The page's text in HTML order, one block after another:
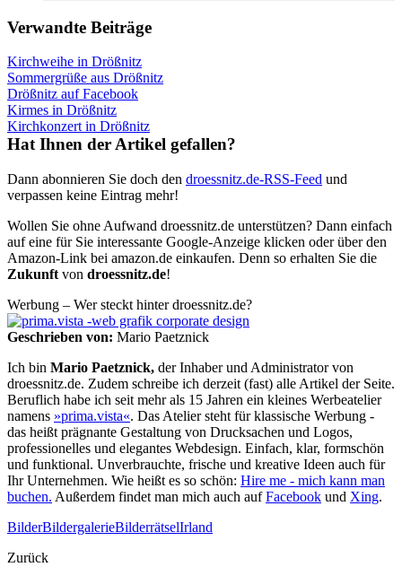
Verwandte Beiträge
Kirchweihe in Drößnitz
Sommergrüße aus Drößnitz
Drößnitz auf Facebook
Kirmes in Drößnitz
Kirchkonzert in Drößnitz
Hat Ihnen der Artikel gefallen?
Dann abonnieren Sie doch den droessnitz.de-RSS-Feed und
verpassen keine Eintrag mehr!
Wollen Sie ohne Aufwand droessnitz.de unterstützen? Dann einfach
auf eine für Sie interessante Google-Anzeige klicken oder über den
Amazon-Link bei amazon.de einkaufen. Denn so erhalten Sie die
Zukunft von droessnitz.de!
Werbung – Wer steckt hinter droessnitz.de?
Geschrieben von: Mario Paetznick
Ich bin Mario Paetznick, der Inhaber und Administrator von
droessnitz.de. Zudem schreibe ich derzeit (fast) alle Artikel der Seite.
Beruflich habe ich seit mehr als 15 Jahren ein kleines Werbeatelier
namens »prima.vista«. Das Atelier steht für klassische Werbung -
das heißt prägnante Gestaltung von Drucksachen und Logos,
professionelles und elegantes Webdesign. Einfach, klar, formschön
und funktional. Unverbrauchte, frische und kreative Ideen auch für
Ihr Unternehmen. Wie heißt es so schön: Hire me - mich kann man
buchen. Außerdem findet man mich auch aufFacebook und Xing.
BilderBildergalerieBilderrätselIrland
Zurück